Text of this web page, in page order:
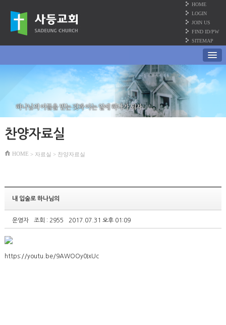
HOME
LOGIN
JOIN US
FIND ID/PW
SITEMAP
찬양자료실
HOME > 자료실 > 찬양자료실
내 입술로 하나님의
운영자 조회 : 2955 2017.07.31 오후 01:09
https://youtu.be/9AWOOy0IxUc